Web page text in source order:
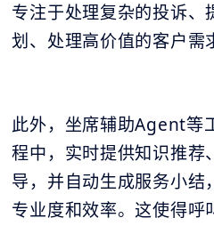
专注于处理复杂的投诉、
划、处理高价值的客户需
此外，坐席辅助Agent等
程中，实时提供知识推荐
导，并自动生成服务小结
专业度和效率。这使得呼